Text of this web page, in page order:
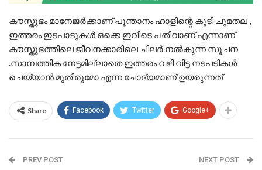
കൗസ്തുഭം മാനേജർക്കാണ് പൂന്താനം ഹാളിന്റെ കൂടി ചുമതല ,
ഇത്തരം ഇടപാടുകൾ ഒക്കെ ഇവിടെ പതിവാണ് എന്നാണ്
കൗസ്തുഭത്തിലെ ജീവനക്കാരിലെ ചിലർ നൽകുന്ന സൂചന
.സാമ്പത്തിക നേട്ടമില്ലാതെ ഇത്തരം വഴി വിട്ട നടപടികൾ
ചെയ്യാൻ മുതിരുമോ എന്ന ചോദ്യമാണ് ഉയരുന്നത്
Share Facebook Twitter Google+
PREV POST NEXT POST